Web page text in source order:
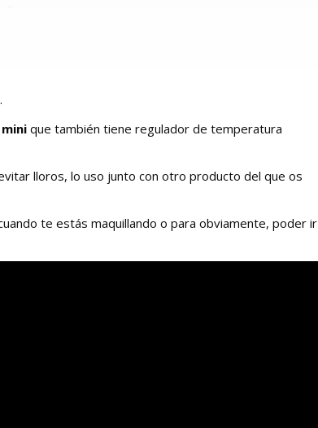
que también tiene regulador de temperatura
lloros, lo uso junto con otro producto del que os
te estás maquillando o para obviamente, poder ir